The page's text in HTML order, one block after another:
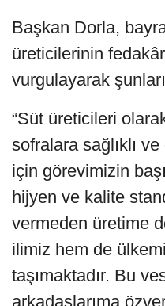
Başkan Dorla,
üreticilerinin
vurgulayarak
“Süt üreticileri
sofralara sağlıklı
için görevimizin
hijyen ve kalite
vermeden üretime
ilimiz hem de
taşımaktadır. Bu
arkadaşlarıma